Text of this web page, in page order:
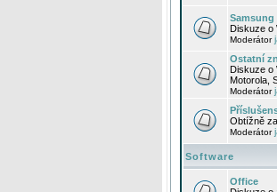
Samsung
Diskuze o
Moderátor
Ostatní
Diskuze o
Motorola,
Moderátor
Obtížně
Moderátor
Software
Office